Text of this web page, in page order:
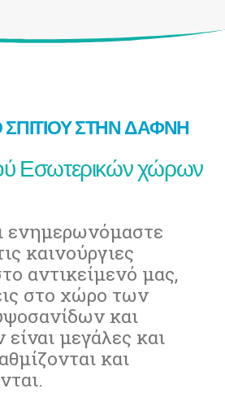
ΣΤΗΝ ΔΆΦΝΗ
Εσωτερικών χώρων
ενημερωνόμαστε
καινούργιες
αντικείμενό μας,
στο χώρο των
και
μεγάλες και
και